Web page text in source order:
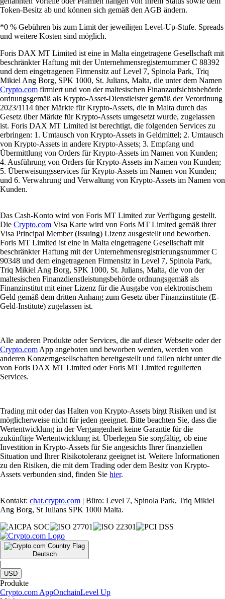
Token-Besitz ab und können sich gemäß den AGB ändern.
*0 % Gebühren bis zum Limit der jeweiligen Level-Up-Stufe. Spreads
und weitere Kosten sind möglich.
Foris DAX MT Limited ist eine in Malta eingetragene Gesellschaft mit
beschränkter Haftung mit der Unternehmensregisternummer C 88392
und dem eingetragenen Firmensitz auf Level 7, Spinola Park, Triq
Mikiel Ang Borg, SPK 1000, St. Julians, Malta, die unter dem Namen
Crypto.com firmiert und von der maltesischen Finanzaufsichtsbehörde
ordnungsgemäß als Krypto-Asset-Dienstleister gemäß der Verordnung
2023/1114 über Märkte für Krypto-Assets, die in Malta durch das
Gesetz über Märkte für Krypto-Assets umgesetzt wurde, zugelassen
ist. Foris DAX MT Limited ist berechtigt, die folgenden Services zu
erbringen: 1. Umtausch von Krypto-Assets in Geldmittel; 2. Umtausch
von Krypto-Assets in andere Krypto-Assets; 3. Empfang und
Übermittlung von Orders für Krypto-Assets im Namen von Kunden;
4. Ausführung von Orders für Krypto-Assets im Namen von Kunden;
5. Überweisungsservices für Krypto-Assets im Namen von Kunden;
und 6. Verwahrung und Verwaltung von Krypto-Assets im Namen von
Kunden.
Das Cash-Konto wird von Foris MT Limited zur Verfügung gestellt.
Die Crypto.com Visa Karte wird von Foris MT Limited gemäß ihrer
Visa Principal Member (Issuing) Lizenz ausgestellt und beworben.
Foris MT Limited ist eine in Malta eingetragene Gesellschaft mit
beschränkter Haftung mit der Unternehmensregistrierungsnummer C
90348 und dem eingetragenen Firmensitz in Level 7, Spinola Park,
Triq Mikiel Ang Borg, SPK 1000, St. Julians, Malta, die von der
maltesischen Finanzdienstleistungsbehörde ordnungsgemäß als
Finanzinstitut mit einer Lizenz für die Ausgabe von elektronischem
Geld gemäß dem dritten Anhang zum Gesetz über Finanzinstitute (E-
Geld-Institute) zugelassen ist.
Alle anderen Produkte oder Services, die auf dieser Webseite oder der
Crypto.com App angeboten und beworben werden, werden von
anderen Konzerngesellschaften bereitgestellt und fallen nicht unter die
von Foris DAX MT Limited oder Foris MT Limited regulierten
Services.
Trading mit oder das Halten von Krypto-Assets birgt Risiken und ist
möglicherweise nicht für jeden geeignet. Bitte beachten Sie, dass die
Wertentwicklung in der Vergangenheit keine Garantie für die
zukünftige Wertentwicklung ist. Überlegen Sie sorgfältig, ob eine
Investition in Krypto-Assets für Sie angesichts Ihrer finanziellen
Situation und Ihrer Risikotoleranz geeignet ist. Weitere Informationen
zu den Risiken, die mit dem Trading oder dem Besitz von Krypto-
Assets verbunden sind, finden Sie hier.
Kontakt: chat.crypto.com | Büro: Level 7, Spinola Park, Triq Mikiel
Ang Borg, St Julians SPK 1000 Malta.
Deutsch
|
USD
Produkte
Crypto.com AppOnchainLevel Up